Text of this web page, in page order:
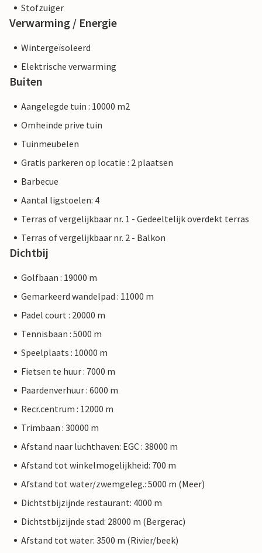
Stofzuiger
Verwarming / Energie
Wintergeïsoleerd
Elektrische verwarming
Buiten
Aangelegde tuin : 10000 m2
Omheinde prive tuin
Tuinmeubelen
Gratis parkeren op locatie : 2 plaatsen
Barbecue
Aantal ligstoelen: 4
Terras of vergelijkbaar nr. 1 - Gedeeltelijk overdekt terras
Terras of vergelijkbaar nr. 2 - Balkon
Dichtbij
Golfbaan : 19000 m
Gemarkeerd wandelpad : 11000 m
Padel court : 20000 m
Tennisbaan : 5000 m
Speelplaats : 10000 m
Fietsen te huur : 7000 m
Paardenverhuur : 6000 m
Recr.centrum : 12000 m
Trimbaan : 30000 m
Afstand naar luchthaven: EGC : 38000 m
Afstand tot winkelmogelijkheid: 700 m
Afstand tot water/zwemgeleg.: 5000 m (Meer)
Dichtstbijzijnde restaurant: 4000 m
Dichtstbijzijnde stad: 28000 m (Bergerac)
Afstand tot water: 3500 m (Rivier/beek)